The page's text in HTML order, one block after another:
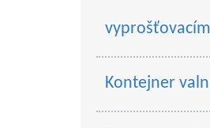
Kontejner